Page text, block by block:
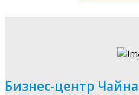
Бизнес-центр